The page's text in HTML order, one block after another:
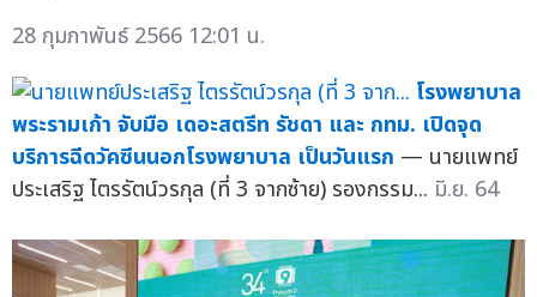
28 กุมภาพันธ์ 2566 12:01 น.
โรงพยาบาล
พระรามเก้า จับมือ เดอะสตรีท รัชดา และ กทม. เปิดจุด
บริการฉีดวัคซีนนอกโรงพยาบาล เป็นวันแรก — นายแพทย์
ประเสริฐ ไตรรัตน์วรกุล (ที่ 3 จากซ้าย) รองกรรม... มิ.ย. 64